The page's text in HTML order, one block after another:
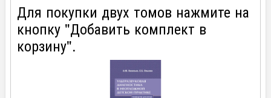
Для покупки двух томов нажмите на
кнопку "Добавить комплект в
корзину".